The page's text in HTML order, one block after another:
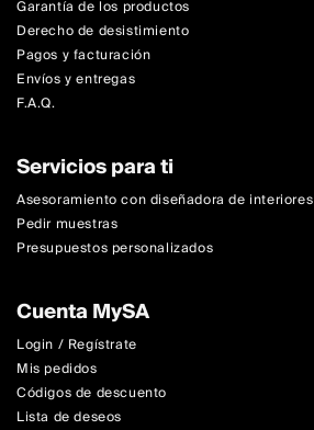
Garantía de los productos
Derecho de desistimiento
Pagos y facturación
Envíos y entregas
F.A.Q.
Servicios para ti
Asesoramiento con diseñadora de interiores
Pedir muestras
Presupuestos personalizados
Cuenta MySA
Login / Regístrate
Mis pedidos
Códigos de descuento
Lista de deseos